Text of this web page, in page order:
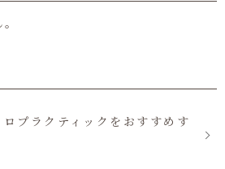
ロプラクティックをおすすめす